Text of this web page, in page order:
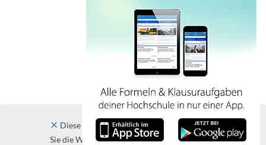
Diese Website verwendet Cookies. Indem
Sie die Website und ihre Angebote nutzen